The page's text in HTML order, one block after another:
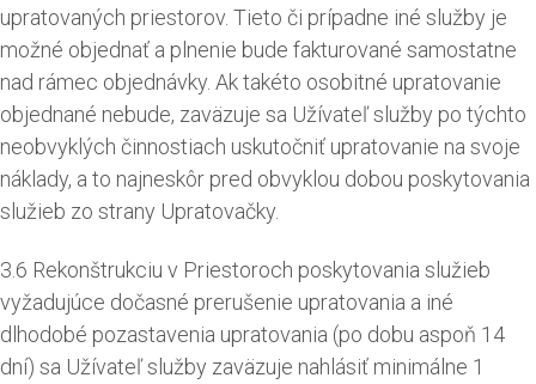
upratovaných priestorov. Tieto či prípadne iné služby je
možné objednať a plnenie bude fakturované samostatne
nad rámec objednávky. Ak takéto osobitné upratovanie
objednané nebude, zaväzuje sa Užívateľ služby po týchto
neobvyklých činnostiach uskutočniť upratovanie na svoje
náklady, a to najneskôr pred obvyklou dobou poskytovania
služieb zo strany Upratovačky.
3.6 Rekonštrukciu v Priestoroch poskytovania služieb
vyžadujúce dočasné prerušenie upratovania a iné
dlhodobé pozastavenia upratovania (po dobu aspoň 14
dní) sa Užívateľ služby zaväzuje nahlásiť minimálne 1